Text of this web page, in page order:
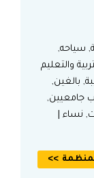
سياحه,
والتعليم
بالغين,
جامعيين,
نساء |